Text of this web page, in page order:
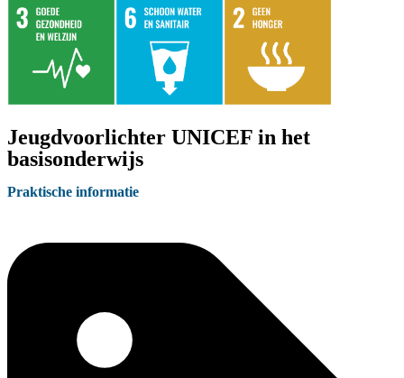
Jeugdvoorlichter UNICEF in het
basisonderwijs
Praktische informatie